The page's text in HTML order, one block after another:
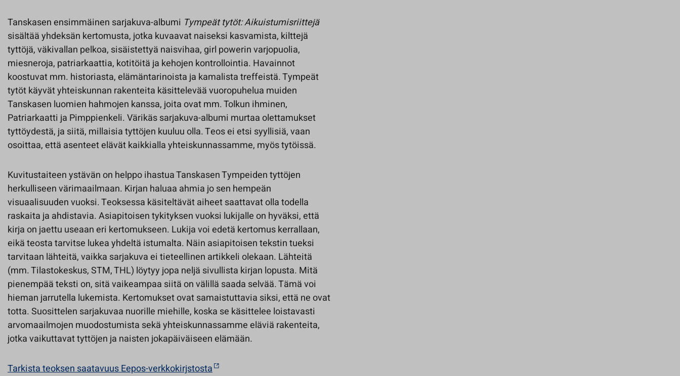
Tanskasen ensimmäinen sarjakuva-albumi Tympeät tytöt: Aikuistumisriittejä
sisältää yhdeksän kertomusta, jotka kuvaavat naiseksi kasvamista, kilttejä
tyttöjä, väkivallan pelkoa, sisäistettyä naisvihaa, girl powerin varjopuolia,
miesneroja, patriarkaattia, kotitöitä ja kehojen kontrollointia. Havainnot
koostuvat mm. historiasta, elämäntarinoista ja kamalista treffeistä. Tympeät
tytöt käyvät yhteiskunnan rakenteita käsittelevää vuoropuhelua muiden
Tanskasen luomien hahmojen kanssa, joita ovat mm. Tolkun ihminen,
Patriarkaatti ja Pimppienkeli. Värikäs sarjakuva-albumi murtaa olettamukset
tyttöydestä, ja siitä, millaisia tyttöjen kuuluu olla. Teos ei etsi syyllisiä, vaan
osoittaa, että asenteet elävät kaikkialla yhteiskunnassamme, myös tytöissä.
Kuvitustaiteen ystävän on helppo ihastua Tanskasen Tympeiden tyttöjen
herkulliseen värimaailmaan. Kirjan haluaa ahmia jo sen hempeän
visuaalisuuden vuoksi. Teoksessa käsiteltävät aiheet saattavat olla todella
raskaita ja ahdistavia. Asiapitoisen tykityksen vuoksi lukijalle on hyväksi, että
kirja on jaettu useaan eri kertomukseen. Lukija voi edetä kertomus kerrallaan,
eikä teosta tarvitse lukea yhdeltä istumalta. Näin asiapitoisen tekstin tueksi
tarvitaan lähteitä, vaikka sarjakuva ei tieteellinen artikkeli olekaan. Lähteitä
(mm. Tilastokeskus, STM, THL) löytyy jopa neljä sivullista kirjan lopusta. Mitä
pienempää teksti on, sitä vaikeampaa siitä on välillä saada selvää. Tämä voi
hieman jarrutella lukemista. Kertomukset ovat samaistuttavia siksi, että ne ovat
totta. Suosittelen sarjakuvaa nuorille miehille, koska se käsittelee loistavasti
arvomaailmojen muodostumista sekä yhteiskunnassamme eläviä rakenteita,
jotka vaikuttavat tyttöjen ja naisten jokapäiväiseen elämään.
Tarkista teoksen saatavuus Eepos-verkkokirjstosta